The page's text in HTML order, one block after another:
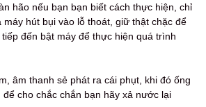
hão nếu bạn bạn biết cách thực hiện, chỉ
hút bụi vào lỗ thoát, giữ thật chặc để
đến bật máy để thực hiện quá trình
âm thanh sẻ phát ra cái phụt, khi đó ống
cho chắc chắn bạn hãy xả nước lại